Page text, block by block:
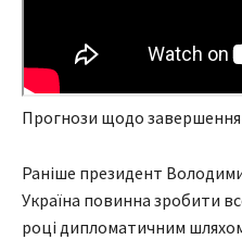
Прогнози щодо завершення
Раніше президент
Україна повинна зробити
році дипломатичним